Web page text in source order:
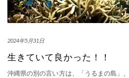
2024年5月31日
生きていて良かった！！
沖縄県の別の言い方は、「うるまの島」